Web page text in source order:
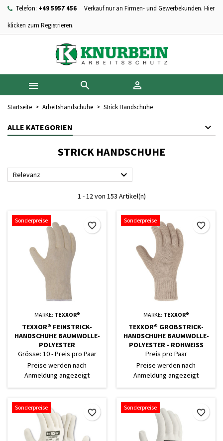
Telefon: +49 5957 456
Verkauf nur an Firmen- und Gewerbekunden. Hier
klicken zum Registrieren.
  
Startseite Arbeitshandschuhe Strick Handschuhe
ALLE KATEGORIEN
STRICK HANDSCHUHE
Relevanz 
1 - 12 von 153 Artikel(n)
Sonderpreise
MARKE: TEXXOR®
TEXXOR® FEINSTRICK-
HANDSCHUHE BAUMWOLLE-
POLYESTER
Grösse: 10 - Preis pro Paar
Preise werden nach
Anmeldung angezeigt
favorite_border
Sonderpreise
MARKE: TEXXOR®
TEXXOR® GROBSTRICK-
HANDSCHUHE BAUMWOLLE-
POLYESTER - ROHWEISS
Preis pro Paar
Preise werden nach
Anmeldung angezeigt
favorite_border
Sonderpreise
favorite_border
Sonderpreise
favorite_border
Ihre Wunschlisten ×
Neue Liste anlegen
((modalTitle)) ×
((confirmMessage))
((cancelText)) ((modalDeleteText))
Wunschliste erstellen ×
Name der Wunschliste
Abbrechen Wunschliste erstellen
Anmelden ×
Sie müssen angemeldet sein, um Artikel Ihrer Wunschliste
hinzufügen zu können.
Abbrechen